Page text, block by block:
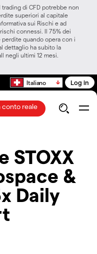
di CFD potrebbe non
superiori al capitale
sui Rischi e ad
connessi. Il 75% dei
quando opera con i
dettaglio ha subito la
negli ultimi 12 mesi.
Italiano Log in
conto reale
STOXX
&
Daily